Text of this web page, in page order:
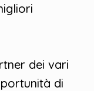
dei vari
di